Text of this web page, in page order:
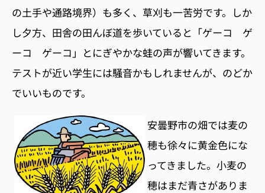
の土手や通路境界）も多く、草刈も一苦労です。しか
し夕方、田舎の田んぼ道を歩いていると「ゲーコ ゲ
ーコ ゲーコ」とにぎやかな蛙の声が響いてきます。
テストが近い学生には騒音かもしれませんが、のどか
でいいものです。
安曇野市の畑では麦の
穂も徐々に黄金色にな
ってきました。小麦の
穂はまだ青さがありま